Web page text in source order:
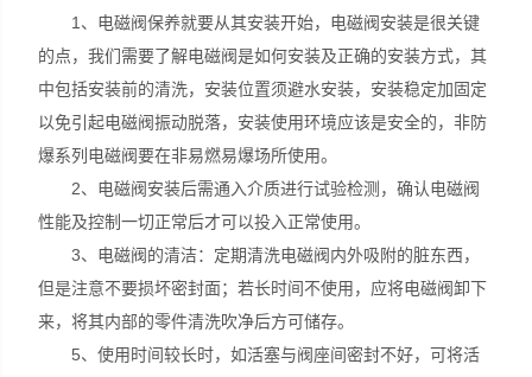
1、电磁阀保养就要从其安装开始，电磁阀安装是很关键
的点，我们需要了解电磁阀是如何安装及正确的安装方式，其
中包括安装前的清洗，安装位置须避水安装，安装稳定加固定
以免引起电磁阀振动脱落，安装使用环境应该是安全的，非防
爆系列电磁阀要在非易燃易爆场所使用。
2、电磁阀安装后需通入介质进行试验检测，确认电磁阀
性能及控制一切正常后才可以投入正常使用。
3、电磁阀的清洁：定期清洗电磁阀内外吸附的脏东西，
但是注意不要损坏密封面；若长时间不使用，应将电磁阀卸下
来，将其内部的零件清洗吹净后方可储存。
5、使用时间较长时，如活塞与阀座间密封不好，可将活